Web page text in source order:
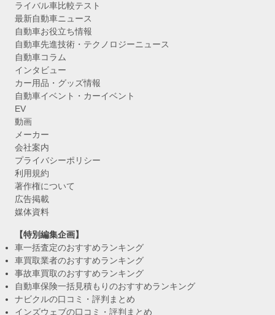
ライバル車比較テスト
最新自動車ニュース
自動車お役立ち情報
自動車先進技術・テクノロジーニュース
自動車コラム
インタビュー
カー用品・グッズ情報
自動車イベント・カーイベント
EV
動画
メーカー
会社案内
プライバシーポリシー
利用規約
著作権について
広告掲載
媒体資料
【特別編集企画】
車一括査定のおすすめランキング
車買取業者のおすすめランキング
事故車買取のおすすめランキング
自動車保険一括見積もりのおすすめランキング
ナビクルの口コミ・評判まとめ
インズウェブの口コミ・評判まとめ